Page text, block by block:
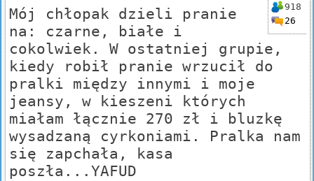
918
26
Mój chłopak dzieli pranie
na: czarne, białe i
cokolwiek. W ostatniej grupie,
kiedy robił pranie wrzucił do
pralki między innymi i moje
jeansy, w kieszeni których
miałam łącznie 270 zł i bluzkę
wysadzaną cyrkoniami. Pralka nam
się zapchała, kasa
poszła...YAFUD